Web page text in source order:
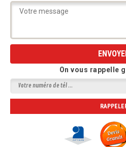
On vous rappelle